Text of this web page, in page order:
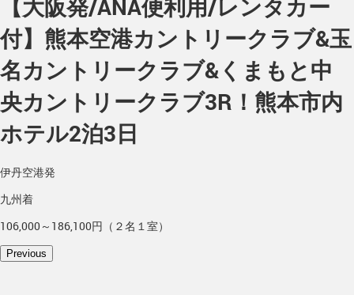
【大阪発/ANA便利用/レンタカー
付】熊本空港カントリークラブ&玉
名カントリークラブ&くまもと中
央カントリークラブ3R！熊本市内
ホテル2泊3日
伊丹空港発
九州着
106,000～186,100円（２名１室）
Previous